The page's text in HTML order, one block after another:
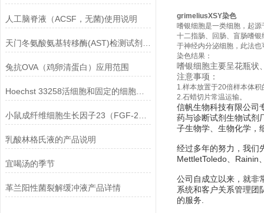
人工脑脊液（ACSF，无菌)使用说明
兔抗OVA（鸡卵清蛋白）应用范围
Hoechst 33258活细胞和固定的细胞均可标记
乳酸林格氏液的产品说明
宜喝汤的季节
革兰阳性菌裂解缓冲液产品详情
grimeliusXSY染色
嗜银细胞是一类细胞，起
十二指肠、回肠、盲肠嗜
于神经内分泌细胞，此法
染色结果：
嗜银细胞主要呈花瓶状
注意事项：
1.样本放置于20倍样本体
2.石蜡切片常温运输。
信帆生物科技有限公司
药与诊断试剂生物试剂
子生物学、生物化学，
经过多年的努力，我们
MettletToledo、Rainin
公司自成立以来，就非
系统和客户关系管理团
的服务.